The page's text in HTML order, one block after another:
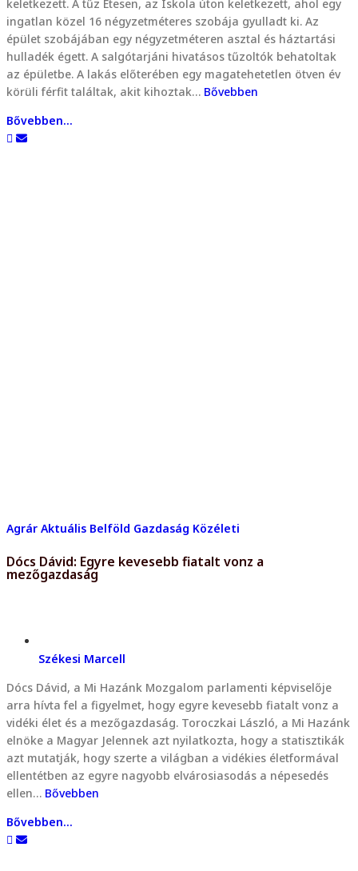
keletkezett. A tűz Etesen, az Iskola úton keletkezett, ahol egy
ingatlan közel 16 négyzetméteres szobája gyulladt ki. Az
épület szobájában egy négyzetméteren asztal és háztartási
hulladék égett. A salgótarjáni hivatásos tűzoltók behatoltak
az épületbe. A lakás előterében egy magatehetetlen ötven év
körüli férfit találtak, akit kihoztak… Bővebben
Bővebben...
Agrár Aktuális Belföld Gazdaság Közéleti
Dócs Dávid: Egyre kevesebb fiatalt vonz a
mezőgazdaság
Székesi Marcell
Dócs Dávid, a Mi Hazánk Mozgalom parlamenti képviselője
arra hívta fel a figyelmet, hogy egyre kevesebb fiatalt vonz a
vidéki élet és a mezőgazdaság. Toroczkai László, a Mi Hazánk
elnöke a Magyar Jelennek azt nyilatkozta, hogy a statisztikák
azt mutatják, hogy szerte a világban a vidékies életformával
ellentétben az egyre nagyobb elvárosiasodás a népesedés
ellen… Bővebben
Bővebben...